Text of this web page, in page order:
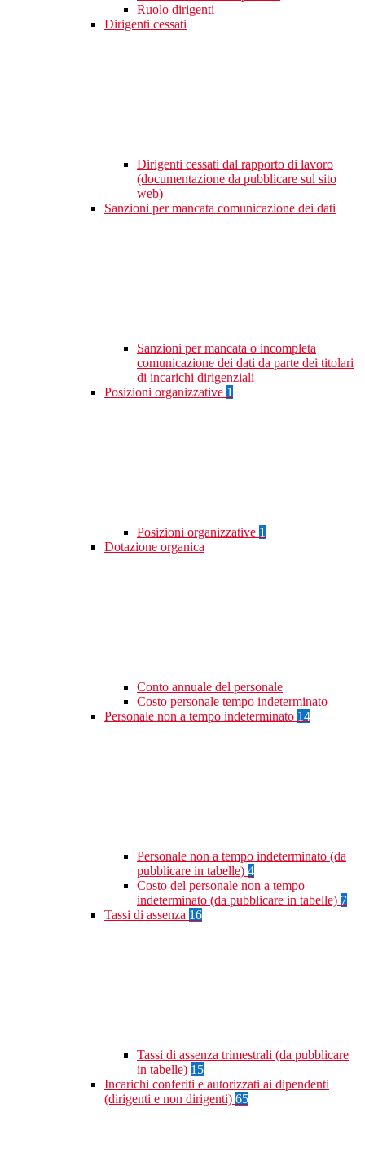
Ruolo dirigenti
Dirigenti cessati
Dirigenti cessati dal rapporto di lavoro
(documentazione da pubblicare sul sito
web)
Sanzioni per mancata comunicazione dei dati
Sanzioni per mancata o incompleta
comunicazione dei dati da parte dei titolari
di incarichi dirigenziali
Posizioni organizzative 1
Posizioni organizzative 1
Dotazione organica
Conto annuale del personale
Costo personale tempo indeterminato
Personale non a tempo indeterminato 14
Personale non a tempo indeterminato (da
pubblicare in tabelle) 4
Costo del personale non a tempo
indeterminato (da pubblicare in tabelle) 7
Tassi di assenza 16
Tassi di assenza trimestrali (da pubblicare
in tabelle) 15
Incarichi conferiti e autorizzati ai dipendenti
(dirigenti e non dirigenti) 65